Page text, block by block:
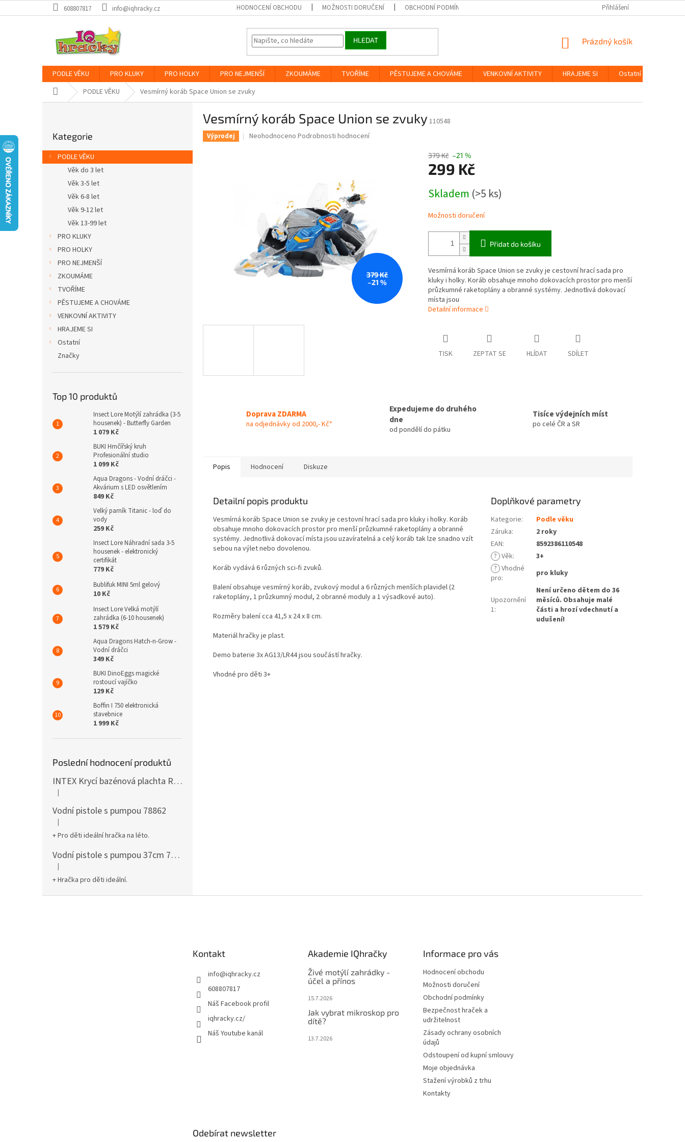
na
608807817 info@iqhracky.cz HODNOCENÍ OBCHODU MOŽNOSTI DORUČENÍ OBCHODNÍ PODMÍNKY ZÁSADY OCHRANY
Přihlášení
HLEDAT
NÁKUPNÍ
Prázdný košík
PODLE VĚKU PRO KLUKY PRO HOLKY PRO NEJMENŠÍ ZKOUMÁME TVOŘÍME PĚSTUJEME A CHOVÁME VENKOVNÍ AKTIVITY HRAJEME SI Ostatní
Domů PODLE VĚKU Vesmírný koráb Space Union se zvuky
r
a
kategorie
Kategorie
PODLE VĚKU
Věk do 3 let
Věk 3-5 let
Věk 6-8 let
Věk 9-12 let
Věk 13-99 let
PRO KLUKY
PRO HOLKY
PRO NEJMENŠÍ
ZKOUMÁME
TVOŘÍME
PĚSTUJEME A CHOVÁME
VENKOVNÍ AKTIVITY
HRAJEME SI
Ostatní
Značky
Top 10 produktů
Insect Lore Motýlí zahrádka (3-5
housenek) - Butterfly Garden
1 079 Kč
BUKI Hrnčířský kruh
Profesionální studio
1 099 Kč
Aqua Dragons - Vodní dráčci -
Akvárium s LED osvětlením
849 Kč
Velký parník Titanic - loď do
vody
259 Kč
Insect Lore Náhradní sada 3-5
housenek - elektronický
certifikát
779 Kč
Bublifuk MINI 5ml gelový
10 Kč
Insect Lore Velká motýlí
zahrádka (6-10 housenek)
1 579 Kč
Aqua Dragons Hatch-n-Grow -
Vodní dráčci
349 Kč
BUKI DinoEggs magické
rostoucí vajíčko
129 Kč
Boffin I 750 elektronická
stavebnice
1 999 Kč
Poslední hodnocení produktů
INTEX Krycí bazénová plachta Round 305cm 28030
Hodnocení produktu je 5 z 5 hvězdiček.
|
Vodní pistole s pumpou 78862
Hodnocení produktu je 5 z 5 hvězdiček.
|
+ Pro děti ideální hračka na léto.
Vodní pistole s pumpou 37cm 78961
Hodnocení produktu je 5 z 5 hvězdiček.
|
+ Hračka pro děti ideální.
Vesmírný koráb Space Union se zvuky 110548
Výprodej
Průměrné
hvězdiček.
Neohodnoceno Podrobnosti hodnocení
379 Kč
–21 %
379 Kč –21 %
299 Kč
cena:
Skladem (>5 ks)
Možnosti doručení
Přidat do košíku
Vesmírná koráb Space Union se zvuky je cestovní hrací sada pro
kluky i holky. Koráb obsahuje mnoho dokovacích prostor pro menší
průzkumné raketoplány a obranné systémy. Jednotlivá dokovací
místa jsou
Detailní informace
TISK ZEPTAT SE HLÍDAT SDÍLET
Doprava ZDARMA
na odjednávky od 2000,- Kč*
Expedujeme do druhého
dne
od pondělí do pátku
Tisíce výdejních míst
po celé ČR a SR
Popis Hodnocení Diskuze
Detailní popis produktu
Vesmírná koráb Space Union se zvuky je cestovní hrací sada pro kluky i holky. Koráb
obsahuje mnoho dokovacích prostor pro menší průzkumné raketoplány a obranné
systémy. Jednotlivá dokovací místa jsou uzavíratelná a celý koráb tak lze snadno vzít
sebou na výlet nebo dovolenou.
Koráb vydává 6 různých sci-fi zvuků.
Balení obsahuje vesmírný koráb, zvukový modul a 6 různých menších plavidel (2
raketoplány, 1 průzkumný modul, 2 obranné moduly a 1 výsadkové auto).
Rozměry balení cca 41,5 x 24 x 8 cm.
Materiál hračky je plast.
Demo baterie 3x AG13/LR44 jsou součástí hračky.
Vhodné pro děti 3+
Doplňkové parametry
Kategorie:
Podle věku
Záruka:
2 roky
EAN:
8592386110548
? Věk:
3+
? Vhodné
pro: pro kluky
Upozornění
1:
Není určeno dětem do 36
měsíců. Obsahuje malé
části a hrozí vdechnutí a
udušení!
Kontakt
info@iqhracky.cz
608807817
Náš Facebook profil
iqhracky.cz/
Náš Youtube kanál
Akademie IQhračky
Živé motýlí zahrádky -
účel a přínos
15.7.2026
Jak vybrat mikroskop pro
dítě?
13.7.2026
Informace pro vás
Hodnocení obchodu
Možnosti doručení
Obchodní podmínky
Bezpečnost hraček a
udržitelnost
Zásady ochrany osobních
údajů
Odstoupení od kupní smlouvy
Moje objednávka
Stažení výrobků z trhu
Kontakty
Odebírat newsletter